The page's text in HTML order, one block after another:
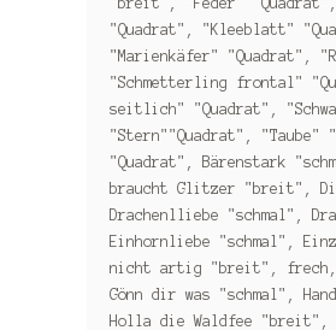
"Quadrat", "Kleeblatt"
"Marienkäfer" "Quadrat",
"Schmetterling frontal"
seitlich" "Quadrat",
"Stern""Quadrat", "Taube"
"Quadrat", Bärenstark
braucht Glitzer "breit",
Drachenlliebe "schmal",
Einhornliebe "schmal",
nicht artig "breit", frech,
Gönn dir was "schmal",
Holla die Waldfee "breit",